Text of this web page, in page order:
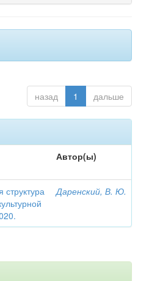
назад 1 дальше
Автор(ы)
структура
Даренский, В. Ю.